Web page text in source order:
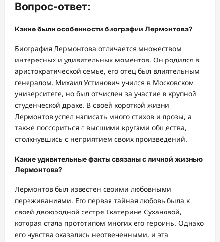
Вопрос-ответ:
Какие были особенности биографии Лермонтова?
Биография Лермонтова отличается множеством
интересных и удивительных моментов. Он родился в
аристократической семье, его отец был влиятельным
генералом. Михаил Устинович учился в Московском
университете, но был отчислен за участие в крупной
студенческой драке. В своей короткой жизни
Лермонтов успел написать много стихов и прозы, а
также поссориться с высшими кругами общества,
столкнувшись с неприятием своих произведений.
Какие удивительные факты связаны с личной жизнью
Лермонтова?
Лермонтов был известен своими любовными
переживаниями. Его первая тайная любовь была к
своей двоюродной сестре Екатерине Сухановой,
которая стала прототипом многих его героинь. Однако
его чувства оказались неотвеченными, и эта